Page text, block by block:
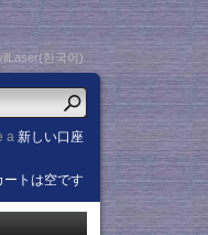
한국어)
a新しい口座
ートは空です